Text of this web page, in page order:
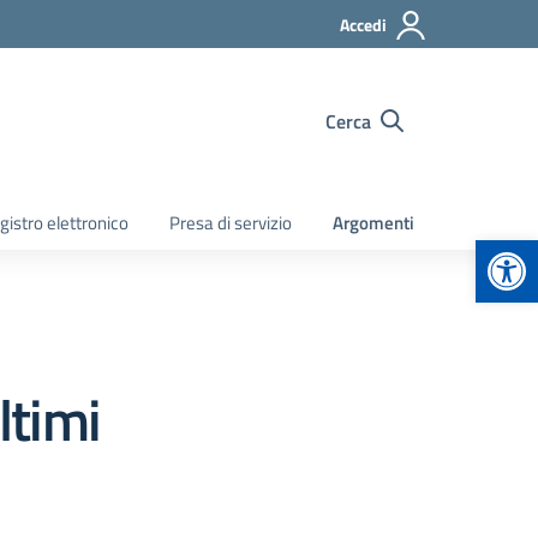
Accedi
Cerca
elettronico Presa di servizio Argomenti